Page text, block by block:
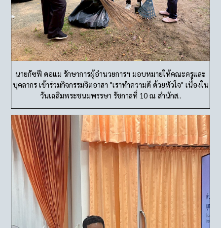
นายกัซฟี ดอแม รักษาการผู้อำนวยการฯ มอบหมายให้คณะครูและ
บุคลากร เข้าร่วมกิจกรรมจิตอาสา "เราทำความดี ด้วยหัวใจ" เนื่องใน
วันเฉลิมพระชนมพรรษา รัชกาลที่ 10 ณ สำนักส..